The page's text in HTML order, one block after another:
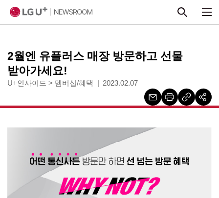
2월엔 유플러스 매장 방문하고 선물
받아가세요!
U+인사이드 > 멤버십/혜택 2023.02.07